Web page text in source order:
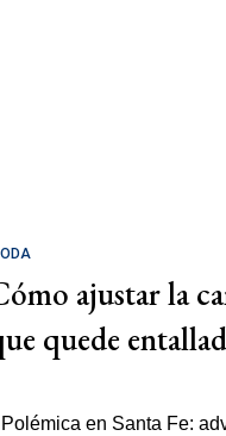
ajustar la
quede